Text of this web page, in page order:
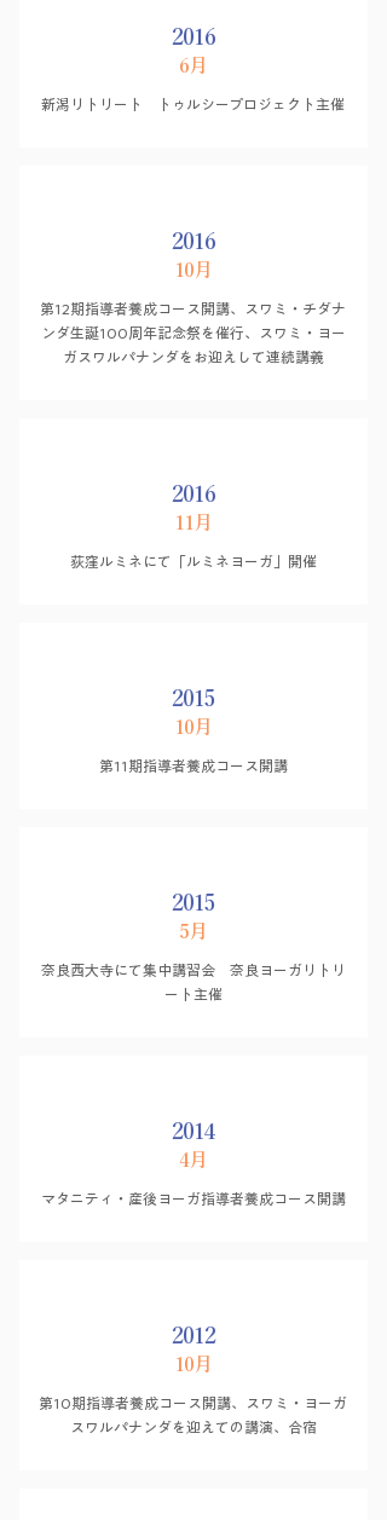
2016
6月
新潟リトリート トゥルシープロジェクト主催
2016
10月
第12期指導者養成コース開講、スワミ・チダナ
ンダ生誕100周年記念祭を催行、スワミ・ヨー
ガスワルパナンダをお迎えして連続講義
2016
11月
荻窪ルミネにて「ルミネヨーガ」開催
2015
10月
第11期指導者養成コース開講
2015
5月
奈良西大寺にて集中講習会 奈良ヨーガリトリ
ート主催
2014
4月
マタニティ・産後ヨーガ指導者養成コース開講
2012
10月
第10期指導者養成コース開講、スワミ・ヨーガ
スワルパナンダを迎えての講演、合宿